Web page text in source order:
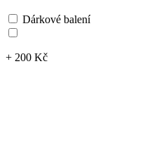
Dárkové balení
+ 200 Kč